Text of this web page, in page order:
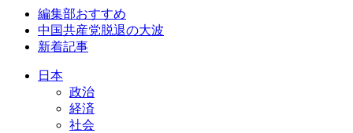
編集部おすすめ
中国共産党脱退の大波
新着記事
日本
政治
経済
社会